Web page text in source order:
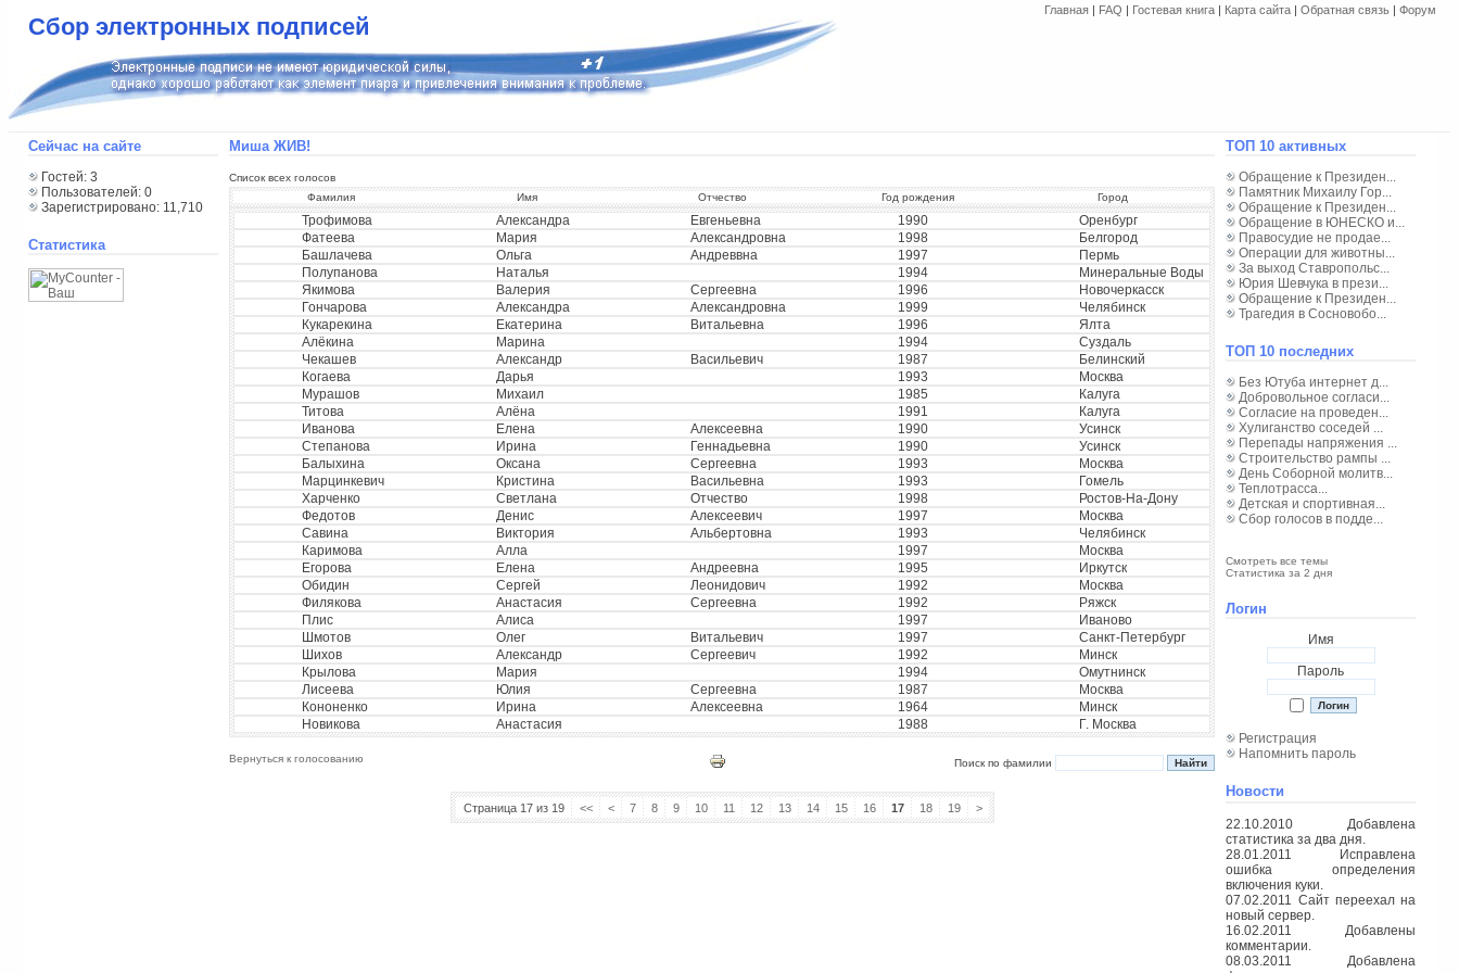
Сбор электронных подписей
Главная | FAQ | Гостевая книга | Карта сайта | Обратная связь | Форум
Сейчас на сайте
Гостей: 3
Пользователей: 0
Зарегистрировано: 11,710
Статистика
Миша ЖИВ!
Список всех голосов
Фамилия
Имя Отчество Год рождения Город
Трофимова Александра Евгеньевна 1990
Оренбург
Фатеева
Мария Александровна 1998
Белгород
Башлачева
Ольга Андреввна 1997
Пермь
Полупанова
Наталья 1994
Минеральные Воды
Якимова
Валерия Сергеевна 1996
Новочеркасск
Гончарова
Александра Александровна 1999
Челябинск
Кукарекина
Екатерина Витальевна 1996
Ялта
Алёкина
Марина 1994
Суздаль
Чекашев
Александр Васильевич 1987
Белинский
Когаева
Дарья 1993
Москва
Мурашов
Михаил 1985
Калуга
Титова
Алёна 1991
Калуга
Иванова
Елена Алексеевна 1990
Усинск
Степанова
Ирина Геннадьевна 1990
Усинск
Балыхина
Оксана Сергеевна 1993
Москва
Марцинкевич
Кристина Васильевна 1993
Гомель
Харченко
Светлана Отчество 1998
Ростов-На-Дону
Федотов
Денис Алексеевич 1997
Москва
Савина
Виктория Альбертовна 1993
Челябинск
Каримова
Алла 1997
Москва
Егорова
Елена Андреевна 1995
Иркутск
Обидин
Сергей Леонидович 1992
Москва
Филякова
Анастасия Сергеевна 1992
Ряжск
Плис
Алиса 1997
Иваново
Шмотов
Олег Витальевич 1997
Санкт-Петербург
Шихов
Александр Сергеевич 1992
Минск
Крылова
Мария 1994
Омутнинск
Лисеева
Юлия Сергеевна 1987
Москва
Кононенко
Ирина Алексеевна 1964
Минск
Новикова
Анастасия 1988 Г. Москва
Вернуться к голосованию Поиск по фамилии
Страница 17 из 19 << < 7 8 9 10 11 12 13 14 15 16 17 18 19 >
ТОП 10 активных
Обращение к Президен...
Памятник Михаилу Гор...
Обращение к Президен...
Обращение в ЮНЕСКО и...
Правосудие не продае...
Операции для животны...
За выход Ставропольс...
Юрия Шевчука в прези...
Обращение к Президен...
Трагедия в Сосновобо...
ТОП 10 последних
Без Ютуба интернет д...
Добровольное согласи...
Согласие на проведен...
Хулиганство соседей ...
Перепады напряжения ...
Строительство рампы ...
День Соборной молитв...
Теплотрасса...
Детская и спортивная...
Сбор голосов в подде...
Смотреть все темы
Статистика за 2 дня
Логин
Имя
Пароль
Регистрация
Напомнить пароль
Новости
22.10.2010 Добавлена
статистика за два дня.
28.01.2011 Исправлена
ошибка определения
включения куки.
07.02.2011 Сайт переехал на
новый сервер.
16.02.2011 Добавлены
комментарии.
08.03.2011 Добавлена